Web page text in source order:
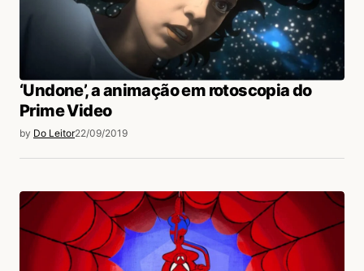
‘Undone’, a animação em rotoscopia do
Prime Video
by Do Leitor22/09/2019